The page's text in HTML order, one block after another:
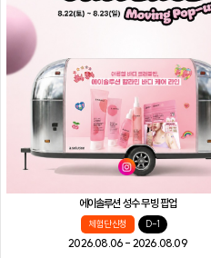
에이솔루션 성수 무빙 팝업
체험단 신청 D-1
2026.08.06 - 2026.08.09